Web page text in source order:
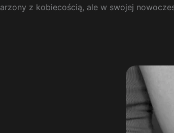
z kobiecością, ale w swojej